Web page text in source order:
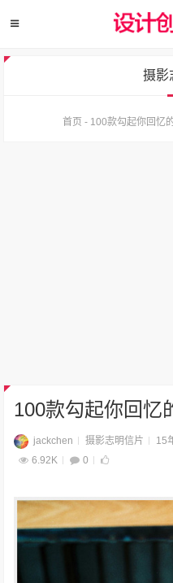
摄影
首页 - 100款勾起你回忆
100款勾起你回忆
jackchen 摄影志明信片
15
6.92K
0